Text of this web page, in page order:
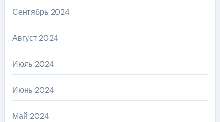
Сентябрь 2024
Август 2024
Июль 2024
Июнь 2024
Май 2024